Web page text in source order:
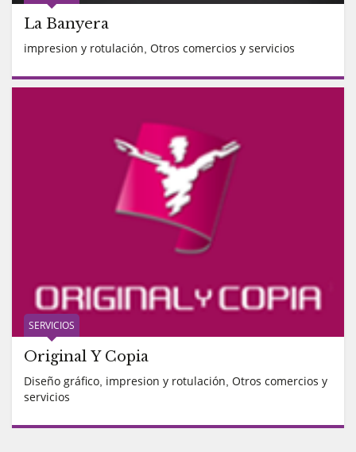
La Banyera
impresion y rotulación Otros comercios y servicios
SERVICIOS
Original Y Copia
Diseño gráfico impresion y rotulación Otros comercios y
servicios